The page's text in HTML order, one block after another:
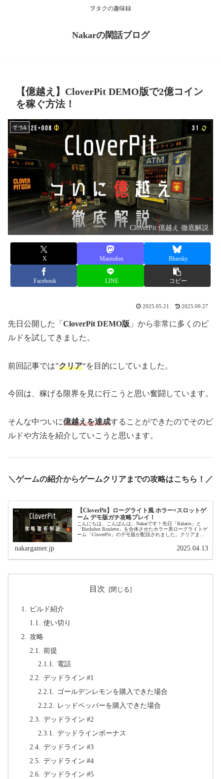
ヲタクの趣味録
Nakarの閑話ブログ
【億越え】CloverPit DEMO版で2億コイン
を稼ぐ方法！
ゲーム
CloverPit 億越え 徹底解説
X Mastodon Bluesky
Facebook LINE コピー
2025.05.21 2025.09.27
先日公開した「 CloverPit DEMO版 」から非常に多くのビ
ルドを試してきました。
前回記事では”クリア“を目的にしていました。
今回は、稼げる限界を見に行こうと思い奮闘しています。
そんな中ついに億越えを達成することができたのでそのビ
ルドや方法を紹介していこうと思います。
＼ゲームの紹介からゲームクリアまでの攻略はこちら！／
【CloverPit】ローグライト風 ホラー×スロットゲ
ーム デモ版ガチ攻略プレイ！
こんにちは、こんばんは。Nakarです！先日「Balatro」と
「Buckshot Roulette」を合体させたホラー系ローグライトゲ
ーム「CloverPit」のデモ版が配信されました。クリアまで
nakargamer.jp 2025.04.13
目次
ビルド紹介
使い切り
攻略
前提
電話
デッドライン #1
ゴールデンレモンを購入できた場合
レッドペッパーを購入できた場合
デッドライン #2
デッドラインボーナス
デッドライン #3
デッドライン #4
デッドライン #5